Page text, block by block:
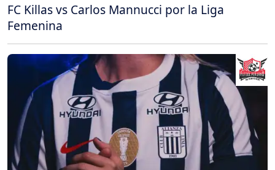
FC Killas vs Carlos Mannucci por la Liga
Femenina